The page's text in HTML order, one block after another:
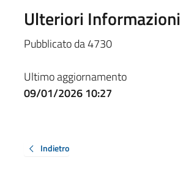
Ulteriori Informazioni
Pubblicato da 4730
Ultimo aggiornamento
09/01/2026 10:27
Indietro